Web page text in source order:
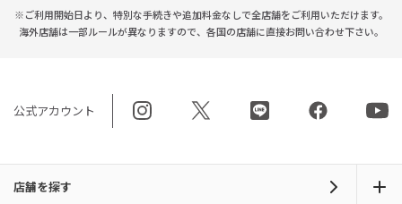
※ご利用開始日より、特別な手続きや追加料金なしで全店舗をご利用いただけます。
海外店舗は一部ルールが異なりますので、 各国の店舗に直接お問い合わせ下さい。
公式アカウント
店舗を探す